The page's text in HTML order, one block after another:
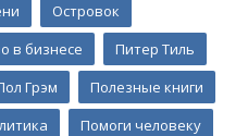
Островок
в бизнесе
Питер Тиль
Грэм
Полезные книги
Помоги человеку